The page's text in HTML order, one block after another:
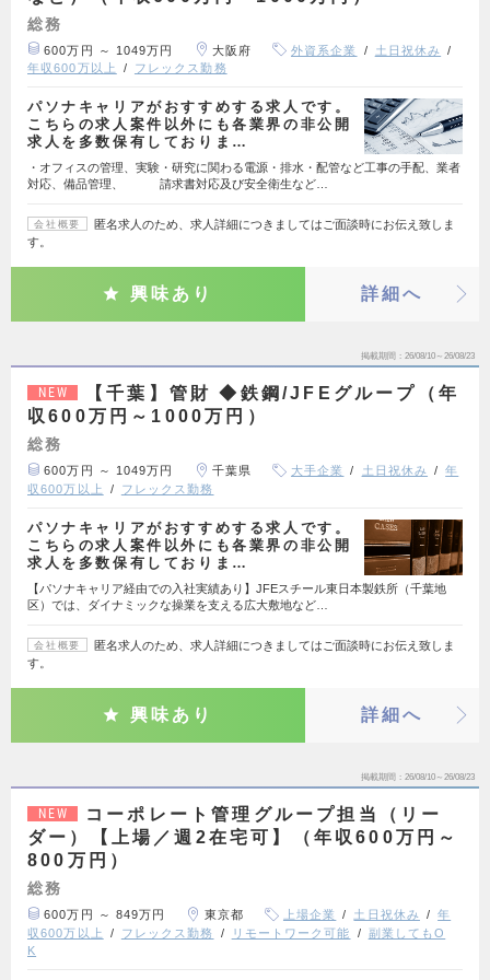
総務
600万円 ～ 1049万円 大阪府 外資系企業
土日祝休み
年収600万以上
フレックス勤務
パソナキャリアがおすすめする求人です。
こちらの求人案件以外にも各業界の非公開
求人を多数保有しておりま…
・オフィスの管理、実験・研究に関わる電源・排水・配管など工事の手配、業者
対応、備品管理、 請求書対応及び安全衛生など…
会社概要
匿名求人のため、求人詳細につきましてはご面談時にお伝え致しま
す。
興味あり 詳細へ
掲載期間 26/08/10～26/08/23
NEW
【千葉】管財 ◆鉄鋼/JFEグループ（年
収600万円～1000万円）
総務
600万円 ～ 1049万円 千葉県 大手企業 土日祝休み
年
収600万以上
フレックス勤務
パソナキャリアがおすすめする求人です。
こちらの求人案件以外にも各業界の非公開
求人を多数保有しておりま…
【パソナキャリア経由での入社実績あり】JFEスチール東日本製鉄所（千葉地
区）では、ダイナミックな操業を支える広大敷地など…
会社概要
匿名求人のため、求人詳細につきましてはご面談時にお伝え致しま
す。
興味あり 詳細へ
掲載期間 26/08/10～26/08/23
NEW
コーポレート管理グループ担当（リー
ダー）【上場／週2在宅可】（年収600万円～
800万円）
総務
600万円 ～ 849万円 東京都 上場企業 土日祝休み
年
収600万以上
フレックス勤務 リモートワーク可能
副業してもO
K